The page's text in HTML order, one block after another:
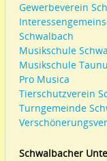
Gewerbeverein
Schwalbach
Musikschule
Musikschule
Pro Musica
Tierschutzverein
Turngemeinde
Schwalbacher